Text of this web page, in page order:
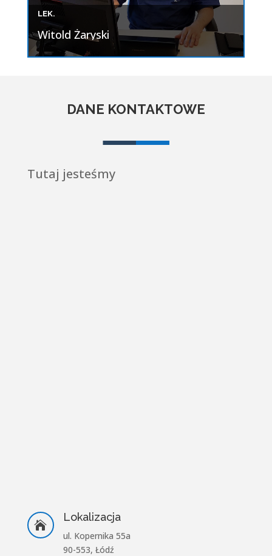
LEK.
Witold Żaryski
DANE KONTAKTOWE
Tutaj jesteśmy

Lokalizacja
ul. Kopernika 55a
90-553, Łódź